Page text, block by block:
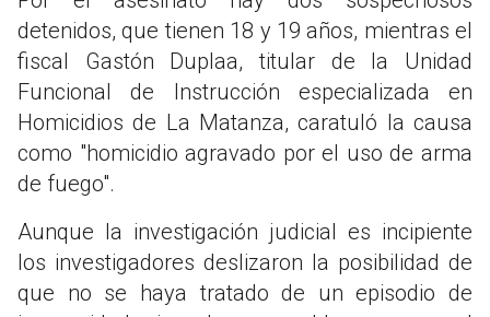
detenidos, que tienen 18 y 19 años, mientras el
fiscal Gastón Duplaa, titular de la Unidad
Funcional de Instrucción especializada en
Homicidios de La Matanza, caratuló la causa
como "homicidio agravado por el uso de arma
de fuego".
Aunque la investigación judicial es incipiente
los investigadores deslizaron la posibilidad de
que no se haya tratado de un episodio de